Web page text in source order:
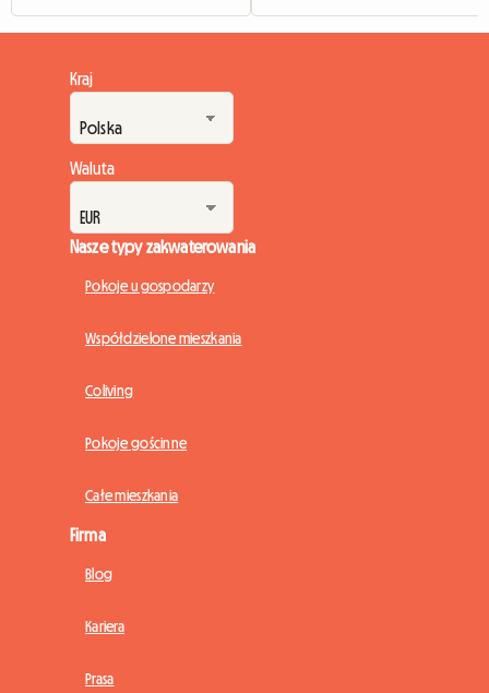
Kraj
Waluta
Nasze typy zakwaterowania
Pokoje u gospodarzy
Współdzielone mieszkania
Coliving
Pokoje gościnne
Całe mieszkania
Firma
Blog
Kariera
Prasa